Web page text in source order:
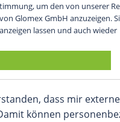
um den von unserer
Glomex GmbH anzuzeigen.
lassen und auch wieder
dass mir
können